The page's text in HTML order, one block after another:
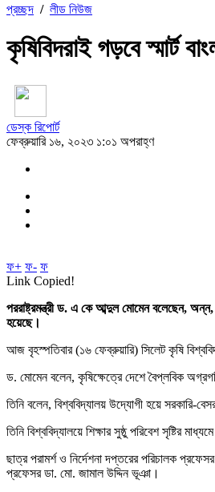
প্রচ্ছদ / লীড নিউজ
কৃষিবিদরাই গড়বে স্মার্ট
ডেস্ক রিপোর্ট
ফেব্রুয়ারি ১৬, ২০২৩ ১:০১ অপরাহ্ণ
ফ+ ফ- ফ
Link Copied!
পররাষ্ট্রমন্ত্রী ড. এ কে আব্দুল মোমেন বলেছেন, অন্ন,
হয়েছে।
আজ বৃহস্পতিবার (১৬ ফেব্রুয়ারি) সিলেট কৃষি
ড. মোমেন বলেন, কৃষিক্ষেত্রে দেশে বৈপ্লবিক
তিনি বলেন, বিশ্ববিদ্যালয় উদ্যোগী হয়ে সরকারি-
তিনি বিশ্ববিদ্যালয়ে শিক্ষার সুষ্ঠু পরিবেশ সৃষ্টির
ছাত্র পরামর্শ ও নির্দেশনা দপ্তরের পরিচালক
প্রফেসর ডা. মো. জামাল উদ্দিন ভূঞা।